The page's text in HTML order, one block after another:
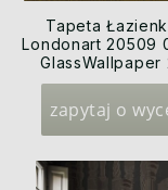
Tapeta
Londonart 20509
GlassWallpaper
zapytaj o